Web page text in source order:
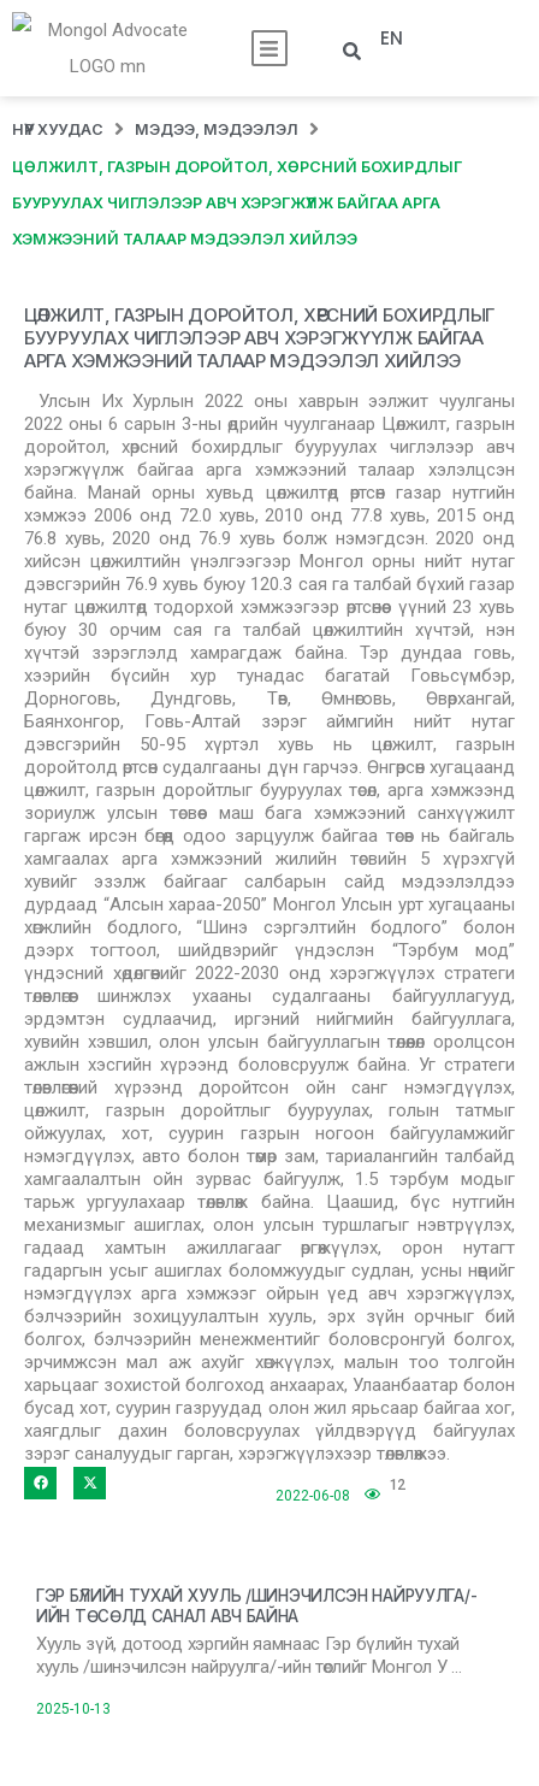
EN
НҮҮР ХУУДАС МЭДЭЭ, МЭДЭЭЛЭЛ
ЦӨЛЖИЛТ, ГАЗРЫН ДОРОЙТОЛ, ХӨРСНИЙ БОХИРДЛЫГ
БУУРУУЛАХ ЧИГЛЭЛЭЭР АВЧ ХЭРЭГЖҮҮЛЖ БАЙГАА АРГА
ХЭМЖЭЭНИЙ ТАЛААР МЭДЭЭЛЭЛ ХИЙЛЭЭ
ЦӨЛЖИЛТ, ГАЗРЫН ДОРОЙТОЛ, ХӨРСНИЙ БОХИРДЛЫГ
БУУРУУЛАХ ЧИГЛЭЛЭЭР АВЧ ХЭРЭГЖҮҮЛЖ БАЙГАА
АРГА ХЭМЖЭЭНИЙ ТАЛААР МЭДЭЭЛЭЛ ХИЙЛЭЭ
Улсын Их Хурлын 2022 оны хаврын ээлжит чуулганы
2022 оны 6 сарын 3-ны өдрийн чуулганаар Цөлжилт, газрын
доройтол, хөрсний бохирдлыг бууруулах чиглэлээр авч
хэрэгжүүлж байгаа арга хэмжээний талаар хэлэлцсэн
байна. Манай орны хувьд цөлжилтөд өртсөн газар нутгийн
хэмжээ 2006 онд 72.0 хувь, 2010 онд 77.8 хувь, 2015 онд
76.8 хувь, 2020 онд 76.9 хувь болж нэмэгдсэн. 2020 онд
хийсэн цөлжилтийн үнэлгээгээр Монгол орны нийт нутаг
дэвсгэрийн 76.9 хувь буюу 120.3 сая га талбай бүхий газар
нутаг цөлжилтөд тодорхой хэмжээгээр өртсөнөөс үүний 23 хувь
буюу 30 орчим сая га талбай цөлжилтийн хүчтэй, нэн
хүчтэй зэрэглэлд хамрагдаж байна. Тэр дундаа говь,
хээрийн бүсийн хур тунадас багатай Говьсүмбэр,
Дорноговь, Дундговь, Төв, Өмнөговь, Өвөрхангай,
Баянхонгор, Говь-Алтай зэрэг аймгийн нийт нутаг
дэвсгэрийн 50-95 хүртэл хувь нь цөлжилт, газрын
доройтолд өртсөн судалгааны дүн гарчээ. Өнгөрсөн хугацаанд
цөлжилт, газрын доройтлыг бууруулах төсөл, арга хэмжээнд
зориулж улсын төсвөөс маш бага хэмжээний санхүүжилт
гаргаж ирсэн бөгөөд одоо зарцуулж байгаа төсөв нь байгаль
хамгаалах арга хэмжээний жилийн төсвийн 5 хүрэхгүй
хувийг эзэлж байгааг салбарын сайд мэдээлэлдээ
дурдаад “Алсын хараа-2050” Монгол Улсын урт хугацааны
хөгжлийн бодлого, “Шинэ сэргэлтийн бодлого” болон
дээрх тогтоол, шийдвэрийг үндэслэн “Тэрбум мод”
үндэсний хөдөлгөөнийг 2022-2030 онд хэрэгжүүлэх стратеги
төлөвлөгөөг шинжлэх ухааны судалгааны байгууллагууд,
эрдэмтэн судлаачид, иргэний нийгмийн байгууллага,
хувийн хэвшил, олон улсын байгууллагын төлөөлөл оролцсон
ажлын хэсгийн хүрээнд боловсруулж байна. Уг стратеги
төлөвлөгөөний хүрээнд доройтсон ойн санг нэмэгдүүлэх,
цөлжилт, газрын доройтлыг бууруулах, голын татмыг
ойжуулах, хот, суурин газрын ногоон байгууламжийг
нэмэгдүүлэх, авто болон төмөр зам, тариалангийн талбайд
хамгаалалтын ойн зурвас байгуулж, 1.5 тэрбум модыг
тарьж ургуулахаар төлөвлөж байна. Цаашид, бүс нутгийн
механизмыг ашиглах, олон улсын туршлагыг нэвтрүүлэх,
гадаад хамтын ажиллагааг өргөжүүлэх, орон нутагт
гадаргын усыг ашиглах боломжуудыг судлан, усны нөөцийг
нэмэгдүүлэх арга хэмжээг ойрын үед авч хэрэгжүүлэх,
бэлчээрийн зохицуулалтын хууль, эрх зүйн орчныг бий
болгох, бэлчээрийн менежментийг боловсронгуй болгох,
эрчимжсэн мал аж ахуйг хөгжүүлэх, малын тоо толгойн
харьцааг зохистой болгоход анхаарах, Улаанбаатар болон
бусад хот, суурин газруудад олон жил ярьсаар байгаа хог,
хаягдлыг дахин боловсруулах үйлдвэрүүд байгуулах
зэрэг саналуудыг гарган, хэрэгжүүлэхээр төлөвлөжээ.
2022-06-08
12
ГЭР БҮЛИЙН ТУХАЙ ХУУЛЬ /ШИНЭЧИЛСЭН НАЙРУУЛГА/-
ИЙН ТӨСӨЛД САНАЛ АВЧ БАЙНА
Хууль зүй, дотоод хэргийн яамнаас Гэр бүлийн тухай
хууль /шинэчилсэн найруулга/-ийн төслийг Монгол У …
2025-10-13